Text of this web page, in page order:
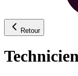
Retour